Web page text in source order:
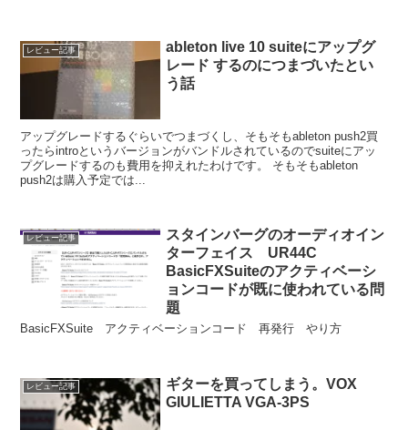
レビュー記事
ableton live 10 suiteにアップグ
レード するのにつまづいたとい
う話
アップグレードするぐらいでつまづくし、そもそもableton push2買
ったらintroというバージョンがバンドルされているのでsuiteにアッ
プグレードするのも費用を抑えれたわけです。 そもそもableton
push2は購入予定では...
レビュー記事
スタインバーグのオーディオイン
ターフェイス UR44C
BasicFXSuiteのアクティベーシ
ョンコードが既に使われている問
題
BasicFXSuite アクティベーションコード 再発行 やり方
レビュー記事
ギターを買ってしまう。VOX
GIULIETTA VGA-3PS